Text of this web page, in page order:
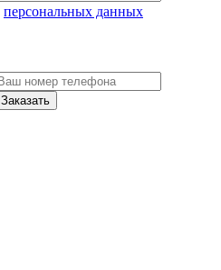
персональных данных
Заказать